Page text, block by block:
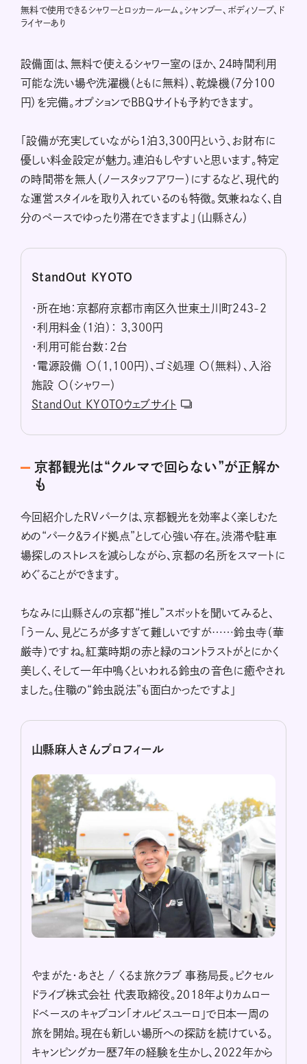
無料で使用できるシャワーとロッカールーム。シャンプー、ボディソープ、ド
ライヤーあり
設備面は、無料で使えるシャワー室のほか、24時間利用
可能な洗い場や洗濯機（ともに無料）、乾燥機（7分100
円）を完備。オプションでBBQサイトも予約できます。
「設備が充実していながら1泊3,300円という、お財布に
優しい料金設定が魅力。連泊もしやすいと思います。特定
の時間帯を無人（ノースタッフアワー）にするなど、現代的
な運営スタイルを取り入れているのも特徴。気兼ねなく、自
分のペースでゆったり滞在できますよ」（山縣さん）
StandOut KYOTO
・所在地：京都府京都市南区久世東土川町243-2
・利用料金（1泊）： 3,300円
・利用可能台数：2台
・電源設備 〇（1,100円）、ゴミ処理 〇（無料）、入浴
施設 〇（シャワー）
StandOut KYOTOウェブサイト
京都観光は“クルマで回らない”が正解か
も
今回紹介したRVパークは、京都観光を効率よく楽しむた
めの“パーク＆ライド拠点”として心強い存在。渋滞や駐車
場探しのストレスを減らしながら、京都の名所をスマートに
めぐることができます。
ちなみに山縣さんの京都“推し”スポットを聞いてみると、
「うーん、見どころが多すぎて難しいですが……鈴虫寺（華
厳寺）ですね。紅葉時期の赤と緑のコントラストがとにかく
美しく、そして一年中鳴くといわれる鈴虫の音色に癒やされ
ました。住職の“鈴虫説法”も面白かったですよ」
山縣麻人さんプロフィール
やまがた・あさと / くるま旅クラブ 事務局長。ピクセル
ドライブ株式会社 代表取締役。2018年よりカムロー
ドベースのキャブコン「オルビスユーロ」で日本一周の
旅を開始。現在も新しい場所への探訪を続けている。
キャンピングカー歴7年の経験を生かし、2022年から